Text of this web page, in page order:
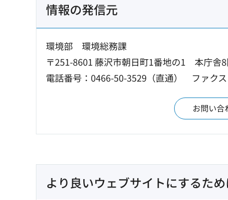
情報の発信元
環境部 環境総務課
〒251-8601 藤沢市朝日町1番地の1 本庁舎
電話番号：0466-50-3529（直通）
ファク
お問い合
より良いウェブサイトにするた